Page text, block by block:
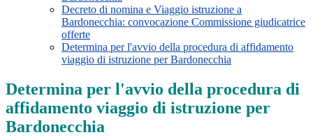
Decreto di nomina e Viaggio istruzione a
Bardonecchia: convocazione Commissione giudicatrice
offerte
Determina per l'avvio della procedura di affidamento
viaggio di istruzione per Bardonecchia
Determina per l'avvio della procedura di
affidamento viaggio di istruzione per
Bardonecchia